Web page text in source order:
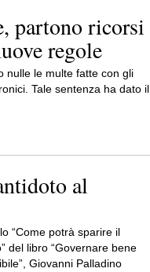
partono ricorsi
regole
nulle le multe fatte con gli
Tale sentenza ha dato il
al
“Come potrà sparire il
del libro “Governare bene
Giovanni Palladino